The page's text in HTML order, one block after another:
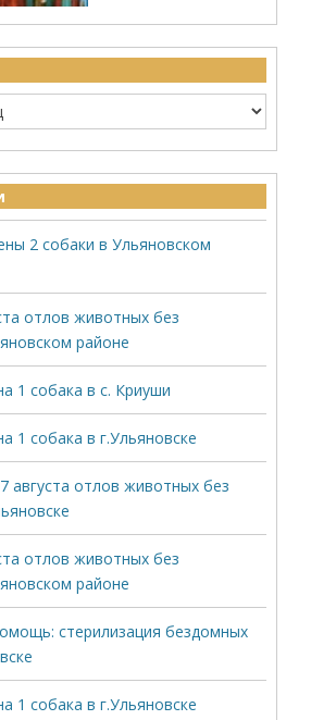
2 собаки в Ульяновском
отлов животных без
районе
1 собака в с. Криуши
1 собака в г.Ульяновске
августа отлов животных без
отлов животных без
районе
стерилизация бездомных
1 собака в г.Ульяновске